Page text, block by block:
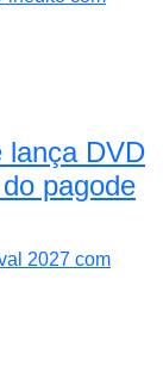
lança DVD
pagode